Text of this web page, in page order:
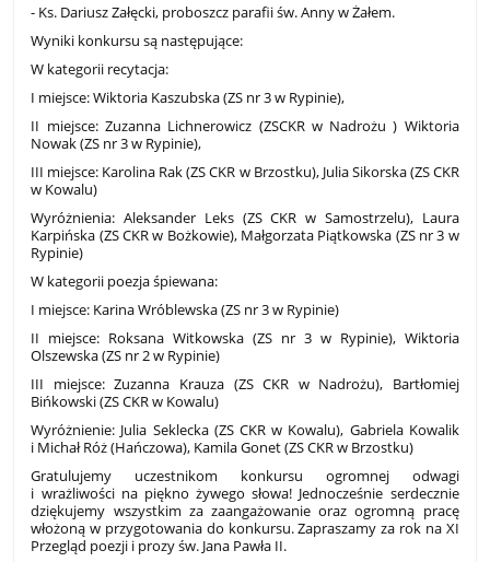
- Ks. Dariusz Załęcki, proboszcz parafii św. Anny w Żałem.
Wyniki konkursu są następujące:
W kategorii recytacja:
I miejsce: Wiktoria Kaszubska (ZS nr 3 w Rypinie),
II miejsce: Zuzanna Lichnerowicz (ZSCKR w Nadrożu ) Wiktoria
Nowak (ZS nr 3 w Rypinie),
III miejsce: Karolina Rak (ZS CKR w Brzostku), Julia Sikorska (ZS CKR
w Kowalu)
Wyróżnienia: Aleksander Leks (ZS CKR w Samostrzelu), Laura
Karpińska (ZS CKR w Bożkowie), Małgorzata Piątkowska (ZS nr 3 w
Rypinie)
W kategorii poezja śpiewana:
I miejsce: Karina Wróblewska (ZS nr 3 w Rypinie)
II miejsce: Roksana Witkowska (ZS nr 3 w Rypinie), Wiktoria
Olszewska (ZS nr 2 w Rypinie)
III miejsce: Zuzanna Krauza (ZS CKR w Nadrożu), Bartłomiej
Bińkowski (ZS CKR w Kowalu)
Wyróżnienie: Julia Seklecka (ZS CKR w Kowalu), Gabriela Kowalik
i Michał Róż (Hańczowa), Kamila Gonet (ZS CKR w Brzostku)
Gratulujemy uczestnikom konkursu ogromnej odwagi
i wrażliwości na piękno żywego słowa! Jednocześnie serdecznie
dziękujemy wszystkim za zaangażowanie oraz ogromną pracę
włożoną w przygotowania do konkursu. Zapraszamy za rok na XI
Przegląd poezji i prozy św. Jana Pawła II.